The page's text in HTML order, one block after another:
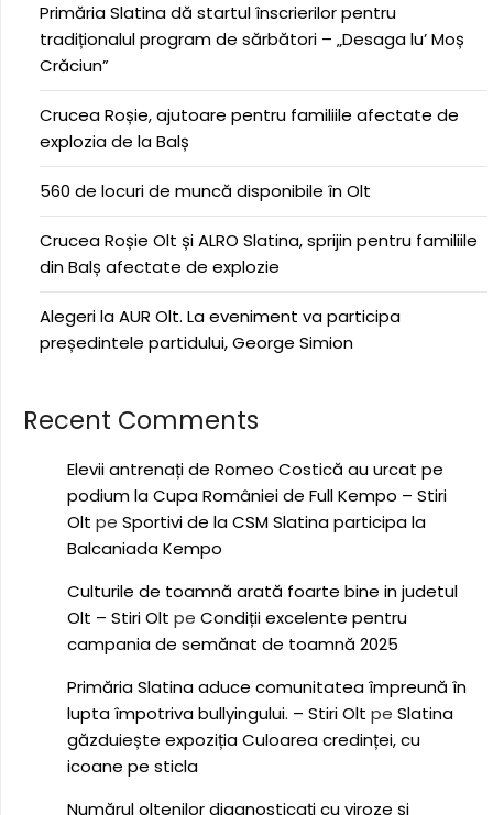
Primăria Slatina dă startul înscrierilor pentru
tradiționalul program de sărbători – „Desaga lu’ Moș
Crăciun”
Crucea Roșie, ajutoare pentru familiile afectate de
explozia de la Balș
560 de locuri de muncă disponibile în Olt
Crucea Roșie Olt și ALRO Slatina, sprijin pentru familiile
din Balș afectate de explozie
Alegeri la AUR Olt. La eveniment va participa
președintele partidului, George Simion
Recent Comments
Elevii antrenați de Romeo Costică au urcat pe
podium la Cupa României de Full Kempo – Stiri
Olt pe Sportivi de la CSM Slatina participa la
Balcaniada Kempo
Culturile de toamnă arată foarte bine in judetul
Olt – Stiri Olt pe Condiții excelente pentru
campania de semănat de toamnă 2025
Primăria Slatina aduce comunitatea împreună în
lupta împotriva bullyingului. – Stiri Olt pe Slatina
găzduiește expoziția Culoarea credinței, cu
icoane pe sticla
Numărul oltenilor diagnosticați cu viroze și